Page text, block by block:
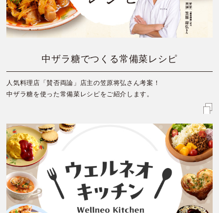
中ザラ糖でつくる常備菜レシピ
人気料理店「賛否両論」店主の笠原将弘さん考案！
中ザラ糖を使った常備菜レシピをご紹介します。